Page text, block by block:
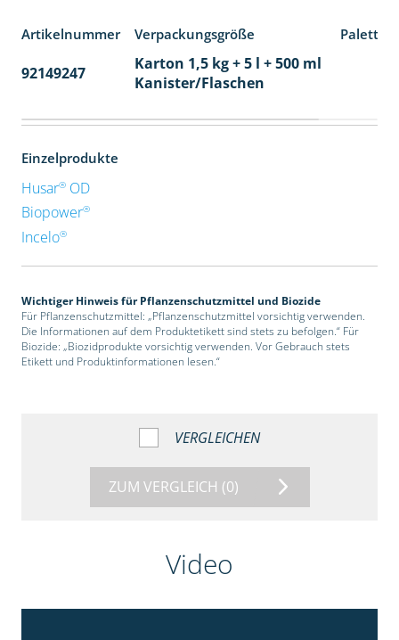
Artikelnummer Verpackungsgröße
92149247
Karton 1,5 kg + 5 l + 500 ml
Kanister/Flaschen
Einzelprodukte
Husar®OD
Biopower®
Incelo®
Wichtiger Hinweis für Pflanzenschutzmittel und Biozide
Für Pflanzenschutzmittel: „Pflanzenschutzmittel vorsichtig verwenden.
Die Informationen auf dem Produktetikett sind stets zu befolgen.“ Für
Biozide: „Biozidprodukte vorsichtig verwenden. Vor Gebrauch stets
Etikett und Produktinformationen lesen.“
VERGLEICHEN
ZUM VERGLEICH (0)
Video